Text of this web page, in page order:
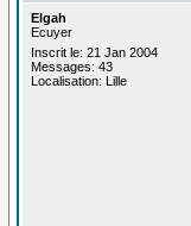
Elgah
Ecuyer
Inscrit le: 21 Jan 2004
Messages: 43
Localisation: Lille